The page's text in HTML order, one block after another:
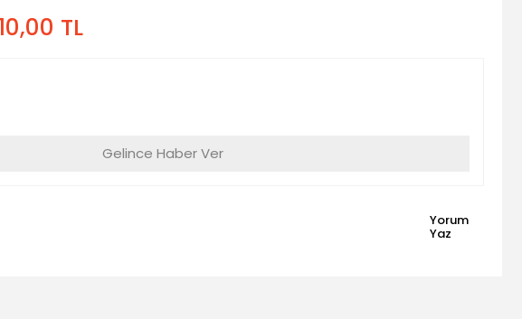
TL
Gelince Haber Ver
Yorum
Yaz